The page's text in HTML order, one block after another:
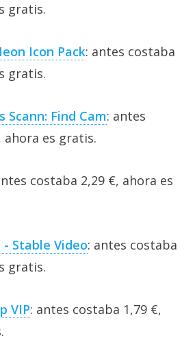
gratis.
Icon Pack: antes costaba
gratis.
Scann: Find Cam: antes
ahora es gratis.
costaba 2,29 €, ahora es
Stable Video: antes costaba
gratis.
VIP: antes costaba 1,79 €,